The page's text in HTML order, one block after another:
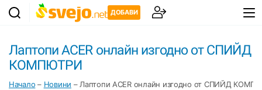
ДОБАВИ
Лаптопи ACER онлайн изгодно от СПИЙД
КОМПЮТРИ
Начало – Новини – Лаптопи ACER онлайн изгодно от СПИЙД